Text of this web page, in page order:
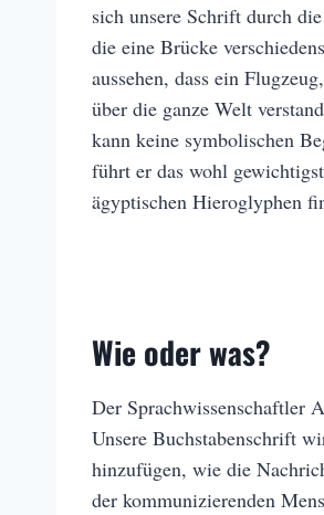
sich unsere Schrift durch
die eine Brücke
aussehen, dass ein
über die ganze Welt
kann keine symbolischen
führt er das wohl
ägyptischen Hieroglyphen
Wie oder was?
Der Sprachwissenschaftler
Unsere Buchstabenschrift
hinzufügen, wie die
der kommunizierenden